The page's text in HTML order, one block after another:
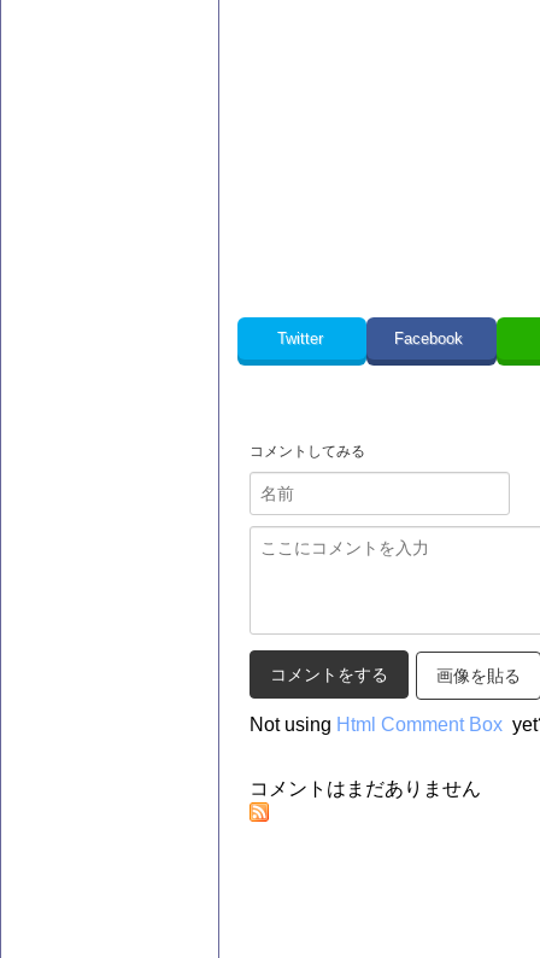
Twitter Facebook
コメントしてみる
画像を貼る
Not using Html Comment Box
コメントはまだありません